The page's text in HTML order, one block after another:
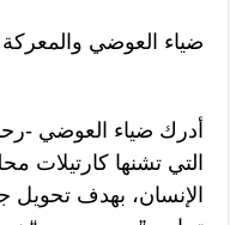
ضياء العوضي والمعركة
أدرك ضياء العوضي -
التي تشنها كارتيلات
الإنسان، بهدف